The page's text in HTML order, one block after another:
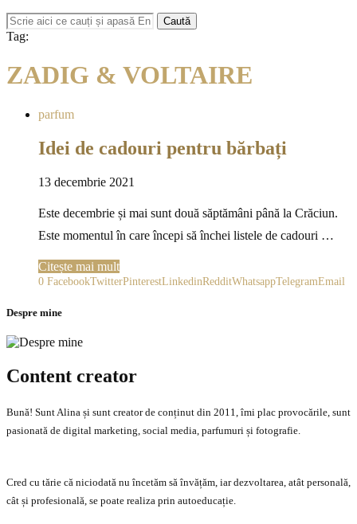
Caută
Tag:
ZADIG & VOLTAIRE
parfum
Idei de cadouri pentru bărbați
13 decembrie 2021
Este decembrie și mai sunt două săptămâni până la Crăciun.
Este momentul în care începi să închei listele de cadouri …
Citește mai mult
0 FacebookTwitterPinterestLinkedinRedditWhatsappTelegramEmail
Despre mine
Content creator
Bună! Sunt Alina și sunt creator de conținut din 2011, îmi plac provocările, sunt
pasionată de digital marketing, social media, parfumuri și fotografie.
Cred cu tărie că niciodată nu încetăm să învățăm, iar dezvoltarea, atât personală,
cât și profesională, se poate realiza prin autoeducație.